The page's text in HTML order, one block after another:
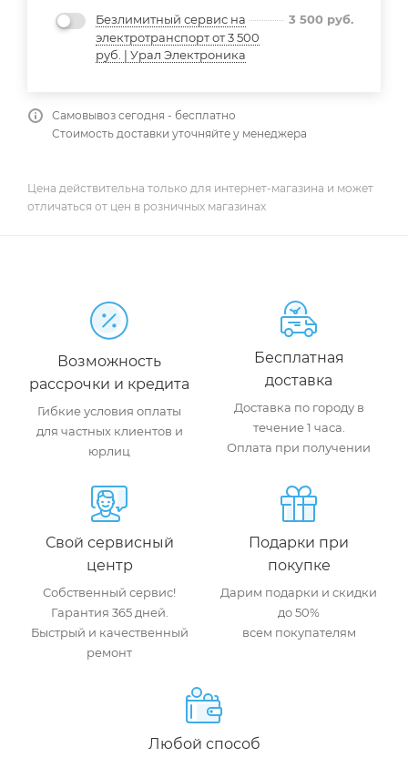
Безлимитный сервис на
электротранспорт от 3 500
руб. | Урал Электроника
3 500 руб.
Самовывоз сегодня - бесплатно
Стоимость доставки уточняйте у менеджера
Цена действительна только для интернет-магазина и может
отличаться от цен в розничных магазинах
Возможность
рассрочки и кредита
Гибкие условия оплаты
для частных клиентов и
юрлиц
Бесплатная
доставка
Доставка по городу в
течение 1 часа.
Оплата при получении
Свой сервисный
центр
Собственный сервис!
Гарантия 365 дней.
Быстрый и качественный
ремонт
Подарки при
покупке
Дарим подарки и скидки
до 50%
всем покупателям
Любой способ